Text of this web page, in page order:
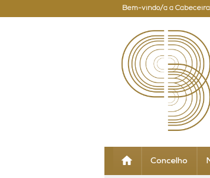
Bem-vindo/a a
Concelho